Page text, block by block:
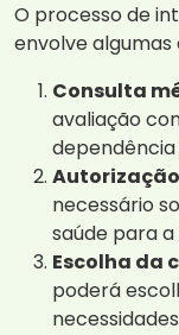
O processo de
envolve
Consulta
avaliação
necessário
saúde para
Escolha da
poderá